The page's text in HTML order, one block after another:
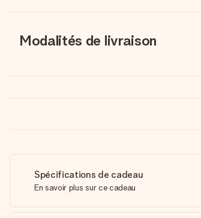
Modalités de livraison
Spécifications de cadeau
En savoir plus sur ce cadeau